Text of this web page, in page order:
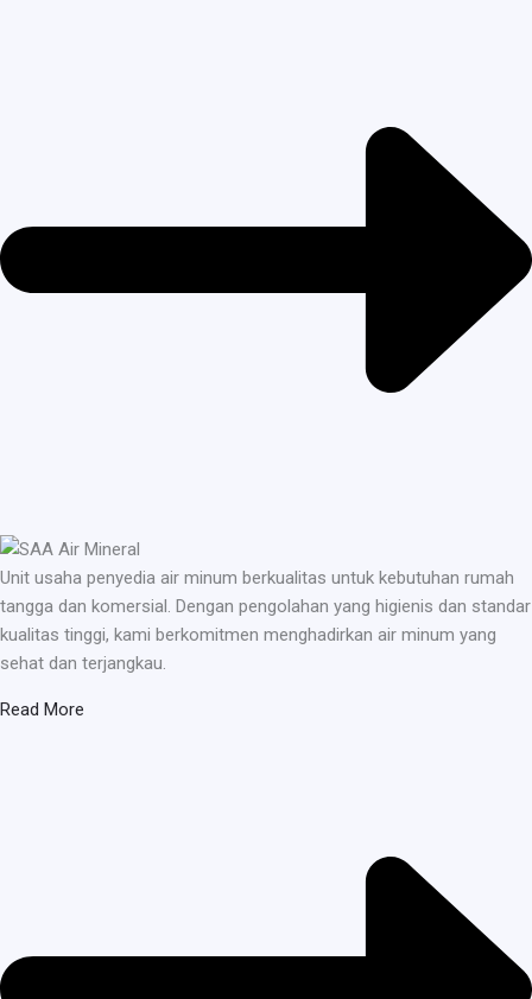
Unit usaha penyedia air minum berkualitas untuk kebutuhan rumah
tangga dan komersial. Dengan pengolahan yang higienis dan standar
kualitas tinggi, kami berkomitmen menghadirkan air minum yang
sehat dan terjangkau.
Read More